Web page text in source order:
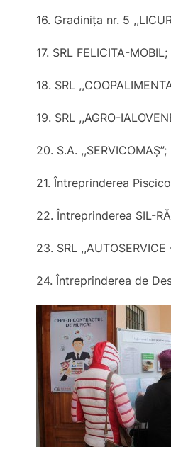
16. Gradiniţa nr. 5
17. SRL FELICITA-MOBIL;
18. SRL
19. SRL ,,AGRO-
20. S.A. ,,SERVICOMAŞ”;
21. Întreprinderea
22. Întreprinderea SIL-
23. SRL ,,AUTOSERVICE
24. Întreprinderea de